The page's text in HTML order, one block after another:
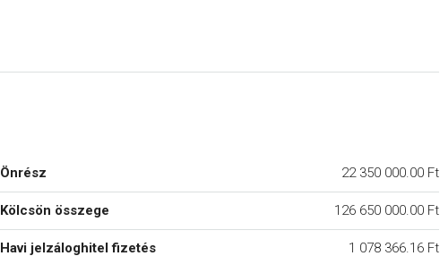
Önrész 22 350 000.00 Ft
Kölcsön összege 126 650 000.00 Ft
Havi jelzáloghitel fizetés 1 078 366.16 Ft